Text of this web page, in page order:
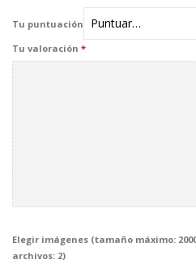
Tu puntuación
Tu valoración *
Elegir imágenes (tamaño máximo:
archivos: 2)